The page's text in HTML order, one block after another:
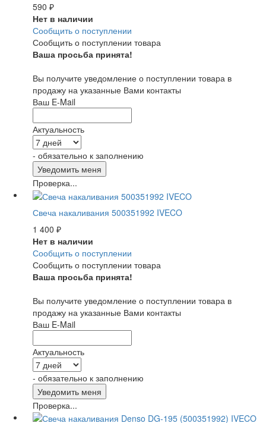
590 ₽
Нет в наличии
Сообщить о поступлении
Сообщить о поступлении товара
Ваша просьба принята!
Вы получите уведомление о поступлении товара в
продажу на указанные Вами контакты
Ваш E-Mail
Актуальность
- обязательно к заполнению
Проверка...
Свеча накаливания 500351992 IVECO
1 400 ₽
Нет в наличии
Сообщить о поступлении
Сообщить о поступлении товара
Ваша просьба принята!
Вы получите уведомление о поступлении товара в
продажу на указанные Вами контакты
Ваш E-Mail
Актуальность
- обязательно к заполнению
Проверка...